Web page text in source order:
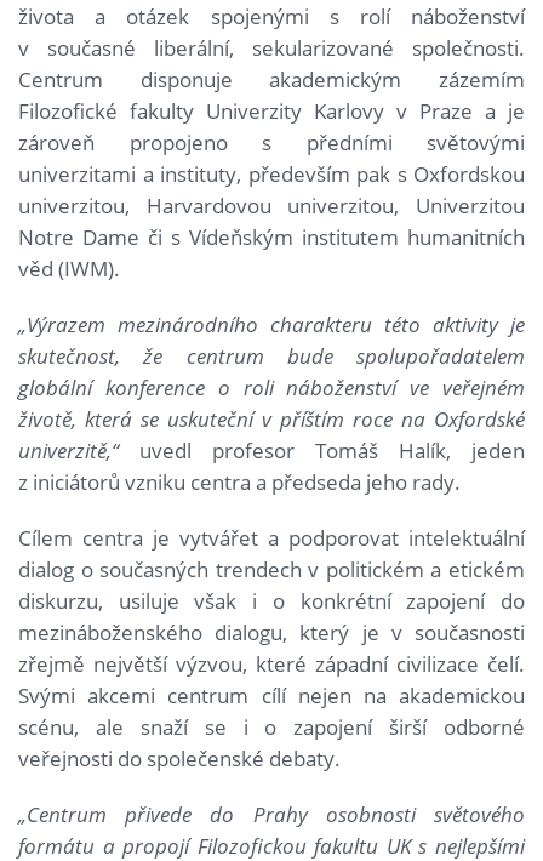
života a otázek spojenými s rolí náboženství
v současné liberální, sekularizované společnosti.
Centrum disponuje akademickým zázemím
Filozofické fakulty Univerzity Karlovy v Praze a je
zároveň propojeno s předními světovými
univerzitami a instituty, především pak s Oxfordskou
univerzitou, Harvardovou univerzitou, Univerzitou
Notre Dame či s Vídeňským institutem humanitních
věd (IWM).
„Výrazem mezinárodního charakteru této aktivity je
skutečnost, že centrum bude spolupořadatelem
globální konference o roli náboženství ve veřejném
životě, která se uskuteční v příštím roce na Oxfordské
univerzitě,“uvedl profesor Tomáš Halík, jeden
z iniciátorů vzniku centra a předseda jeho rady.
Cílem centra je vytvářet a podporovat intelektuální
dialog o současných trendech v politickém a etickém
diskurzu, usiluje však i o konkrétní zapojení do
mezináboženského dialogu, který je v současnosti
zřejmě největší výzvou, které západní civilizace čelí.
Svými akcemi centrum cílí nejen na akademickou
scénu, ale snaží se i o zapojení širší odborné
veřejnosti do společenské debaty.
„Centrum přivede do Prahy osobnosti světového
formátu a propojí Filozofickou fakultu UK s nejlepšími